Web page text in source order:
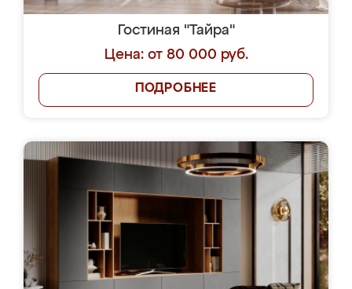
Гостиная "Тайра"
Цена: от 80 000 руб.
ПОДРОБНЕЕ